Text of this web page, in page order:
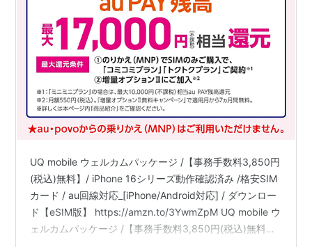
UQ mobile ウェルカムパッケージ /【事務手数料3,850円
(税込)無料】/ iPhone 16シリーズ動作確認済み /格安SIM
カード / au回線対応_[iPhone/Android対応] / ダウンロー
ド【eSIM版】 https://amzn.to/3YwmZpM UQ mobile ウ
ェルカムパッケージ /【事務手数料3,850円(税込)無料】/